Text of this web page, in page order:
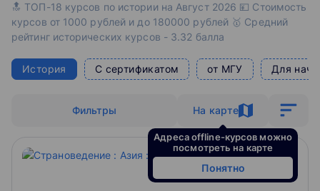
🔝 ТОП-18 курсов по истории на Август 2026 💴 Стоимость
курсов от 1000 рублей и до 180000 рублей 🥇 Средний
рейтинг исторических курсов - 3.32 балла
История С сертификатом от МГУ Для
На карте
Адреса offline-курсов можно
посмотреть на карте
Понятно
Фильтры